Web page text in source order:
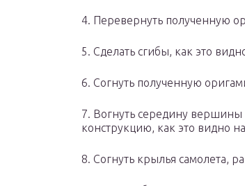
4. Перевернуть полученную
5. Сделать сгибы, как это
6. Согнуть полученную
7. Вогнуть середину
конструкцию, как это видно
8. Согнуть крылья самолета,